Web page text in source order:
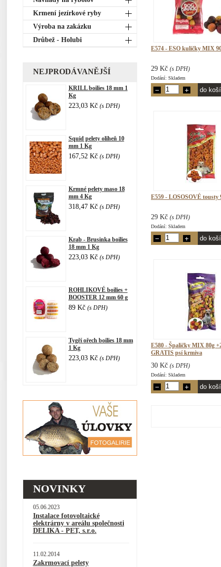
Krmení jezírkové ryby
Výroba na zakázku
Drůbež - Holubi
NEJPRODÁVANĚJŠÍ
KRILL boilies 18 mm 1
Kg
223,03 Kč (s DPH)
Squid pelety oliheň 10
mm 1 Kg
167,52 Kč (s DPH)
Krmné pelety maso 18
mm 4 Kg
318,47 Kč (s DPH)
Krab - Brusinka boilies
18 mm 1 Kg
223,03 Kč (s DPH)
ROHLIKOVÉ boilies +
BOOSTER 12 mm 60 g
89 Kč (s DPH)
Tygří ořech boilies 18 mm
1 Kg
223,03 Kč (s DPH)
NOVINKY
05.06.2023
Instalace fotovoltaické
elektrárny v areálu společnosti
DELIKA - PET, s.r.o.
11.02.2014
Zakrmovací pelety
E574 - ESO kuličky MIX
29 Kč (s DPH)
Dodání: Skladem
E559 - LOSOSOVÉ tousty
29 Kč (s DPH)
Dodání: Skladem
E580 - Špaličky MIX 80g
GRATIS psí krmiva
30 Kč (s DPH)
Dodání: Skladem